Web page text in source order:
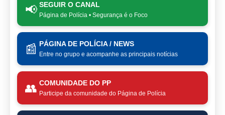
📢 SEGUIR O CANAL
Página de Polícia • Segurança é o Foco
📰 PÁGINA DE POLÍCIA / NEWS
Entre no grupo e acompanhe as principais notícias
👥 COMUNIDADE DO PP
Participe da comunidade do Página de Polícia